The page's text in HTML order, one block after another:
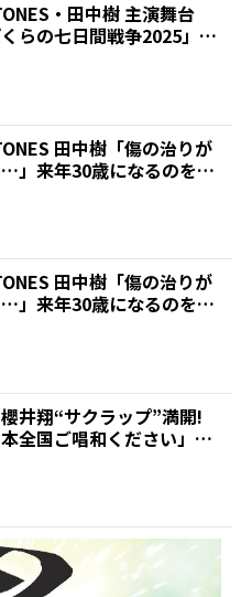
・田中樹 主演舞台
くらの七日間戦争2025」の
田中樹「傷の治りが
」来年30歳になるのを前
田中樹「傷の治りが
」来年30歳になるのを前
井翔“サクラップ”満開!
本全国ご唱和ください」久